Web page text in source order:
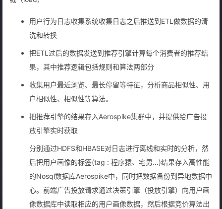
用户行为日志收集系统收集日志之后推送到ETL做数据的清
洗和转换
把ETL过后的数据发送到推荐引擎计算每个消费者的推荐结
果，其中推荐逻辑包括规则和算法两部分
收集用户最近浏览、最长停留等特征，分析商品相似性、用
户相似性、相似性等算法。
把推荐引擎的结果存入Aerospike集群中，并提供给广告投
放引擎实时获取
分别通过HDFS和HBASE对日志进行离线和实时的分析，然
后把用户画像的标签(tag : 程序猿、宅男…)结果存入高性能
的Nosql数据库Aerospike中，同时把数据备份到异地数据中
心。前端广告投放请求通过决策引擎（投放引擎）向用户画
像数据库中读取相应的用户画像数据，然后根据竞价算法出